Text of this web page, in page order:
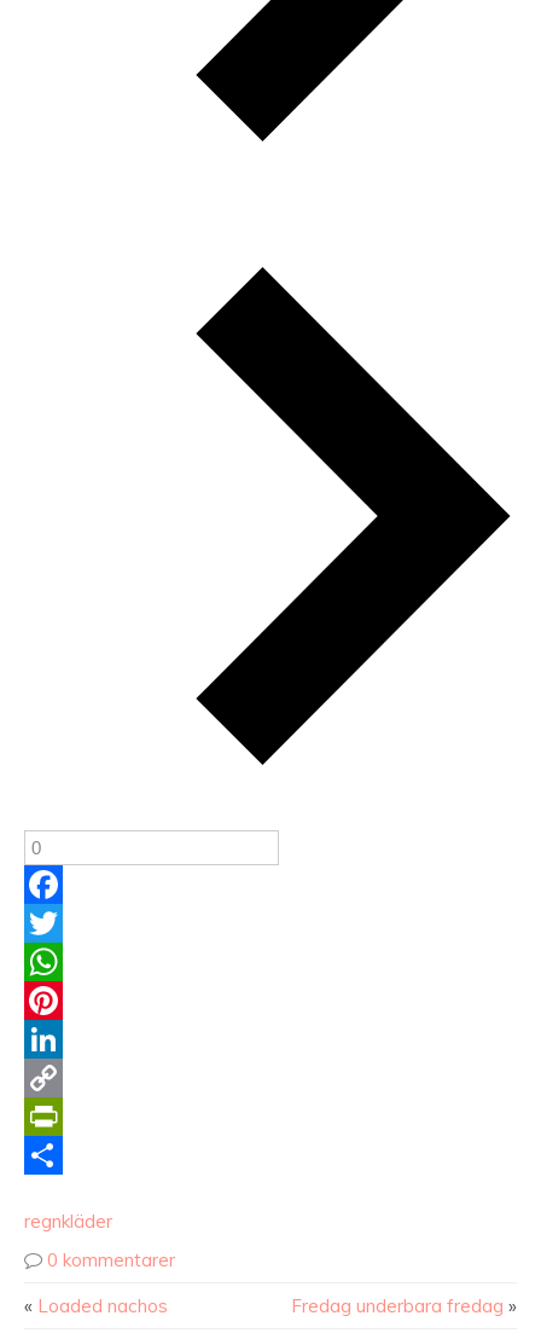
Facebook
Twitter
WhatsApp
Pinterest
LinkedIn
Copy
Link
PrintFriendly
regnkläder
0 kommentarer
« Loaded nachos Fredag underbara fredag »